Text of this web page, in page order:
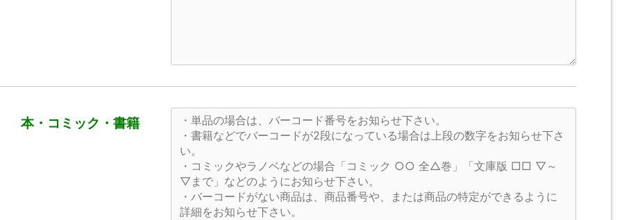
本・コミック・書籍